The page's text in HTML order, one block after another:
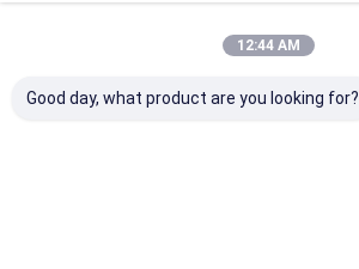
12:44 AM
Good day, what product are you looking for?